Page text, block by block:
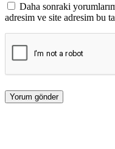
Daha sonraki
adresim ve site adresim bu